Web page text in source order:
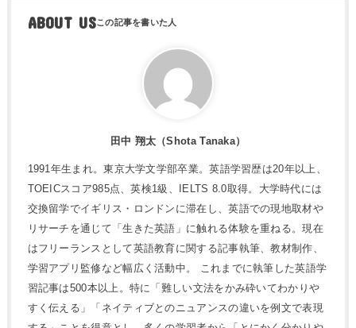
ABOUT US
田中 翔太（Shota Tanaka）
1991年生まれ。東京大学文学部卒業。英語学習歴は20年以上、
TOEICスコア985点、英検1級、IELTS 8.0取得。大学時代には
交換留学でイギリス・ロンドンに滞在し、英語での現地取材や
リサーチを通じて「生きた英語」に触れる体験を重ねる。現在
はフリーランスとして英語教育に関する記事執筆、教材制作、
学習アプリ監修など幅広く活動中。 これまでに執筆した英語学
習記事は500本以上。特に「難しい文法をかみ砕いてわかりや
すく伝える」「ネイティブとのニュアンスの違いを例文で表現